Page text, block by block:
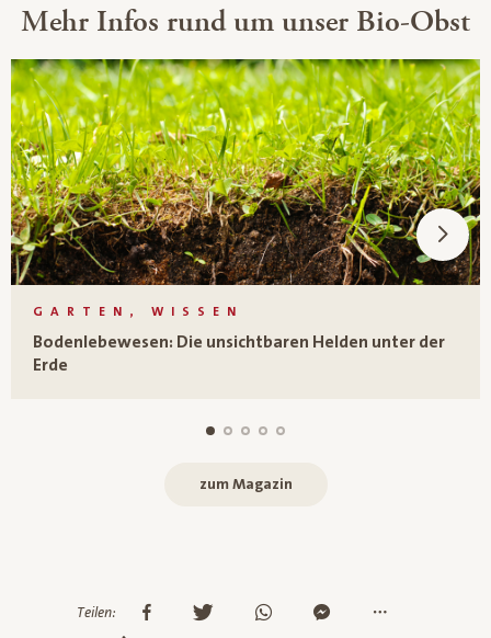
Mehr Infos rund um unser Bio-Obst
GARTEN, WISSEN
Bodenlebewesen: Die unsichtbaren Helden unter der
Erde
zum Magazin
Teilen: